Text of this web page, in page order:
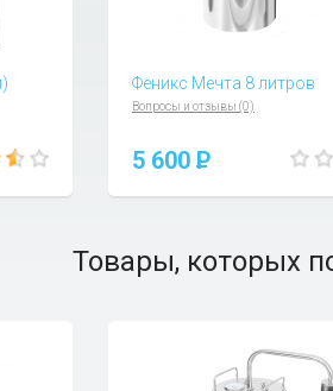
Феникс Мечта 8 литров
Вопросы и отзывы (0)
5 600 P
Товары, которых